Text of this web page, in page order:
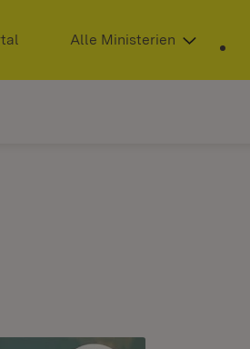
(Öffnet in neuem Fenster)
Alle Ministerien